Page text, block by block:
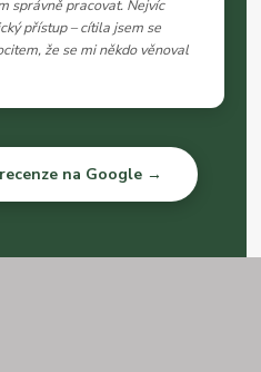
správně pracovat. Nejvíc
přístup – cítila jsem se
že se mi někdo věnoval
na Google →